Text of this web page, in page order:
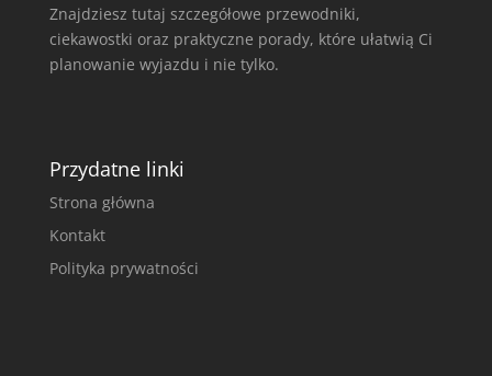
Znajdziesz tutaj szczegółowe przewodniki,
ciekawostki oraz praktyczne porady, które ułatwią Ci
planowanie wyjazdu i nie tylko.
Przydatne linki
Strona główna
Kontakt
Polityka prywatności